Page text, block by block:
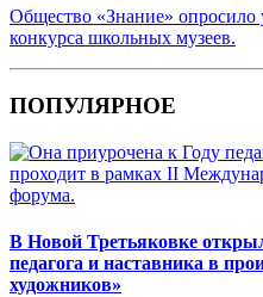
Общество «Знание» опросило
конкурса школьных музеев.
ПОПУЛЯРНОЕ
В Новой Третьяковке
педагога и наставника в
художников»